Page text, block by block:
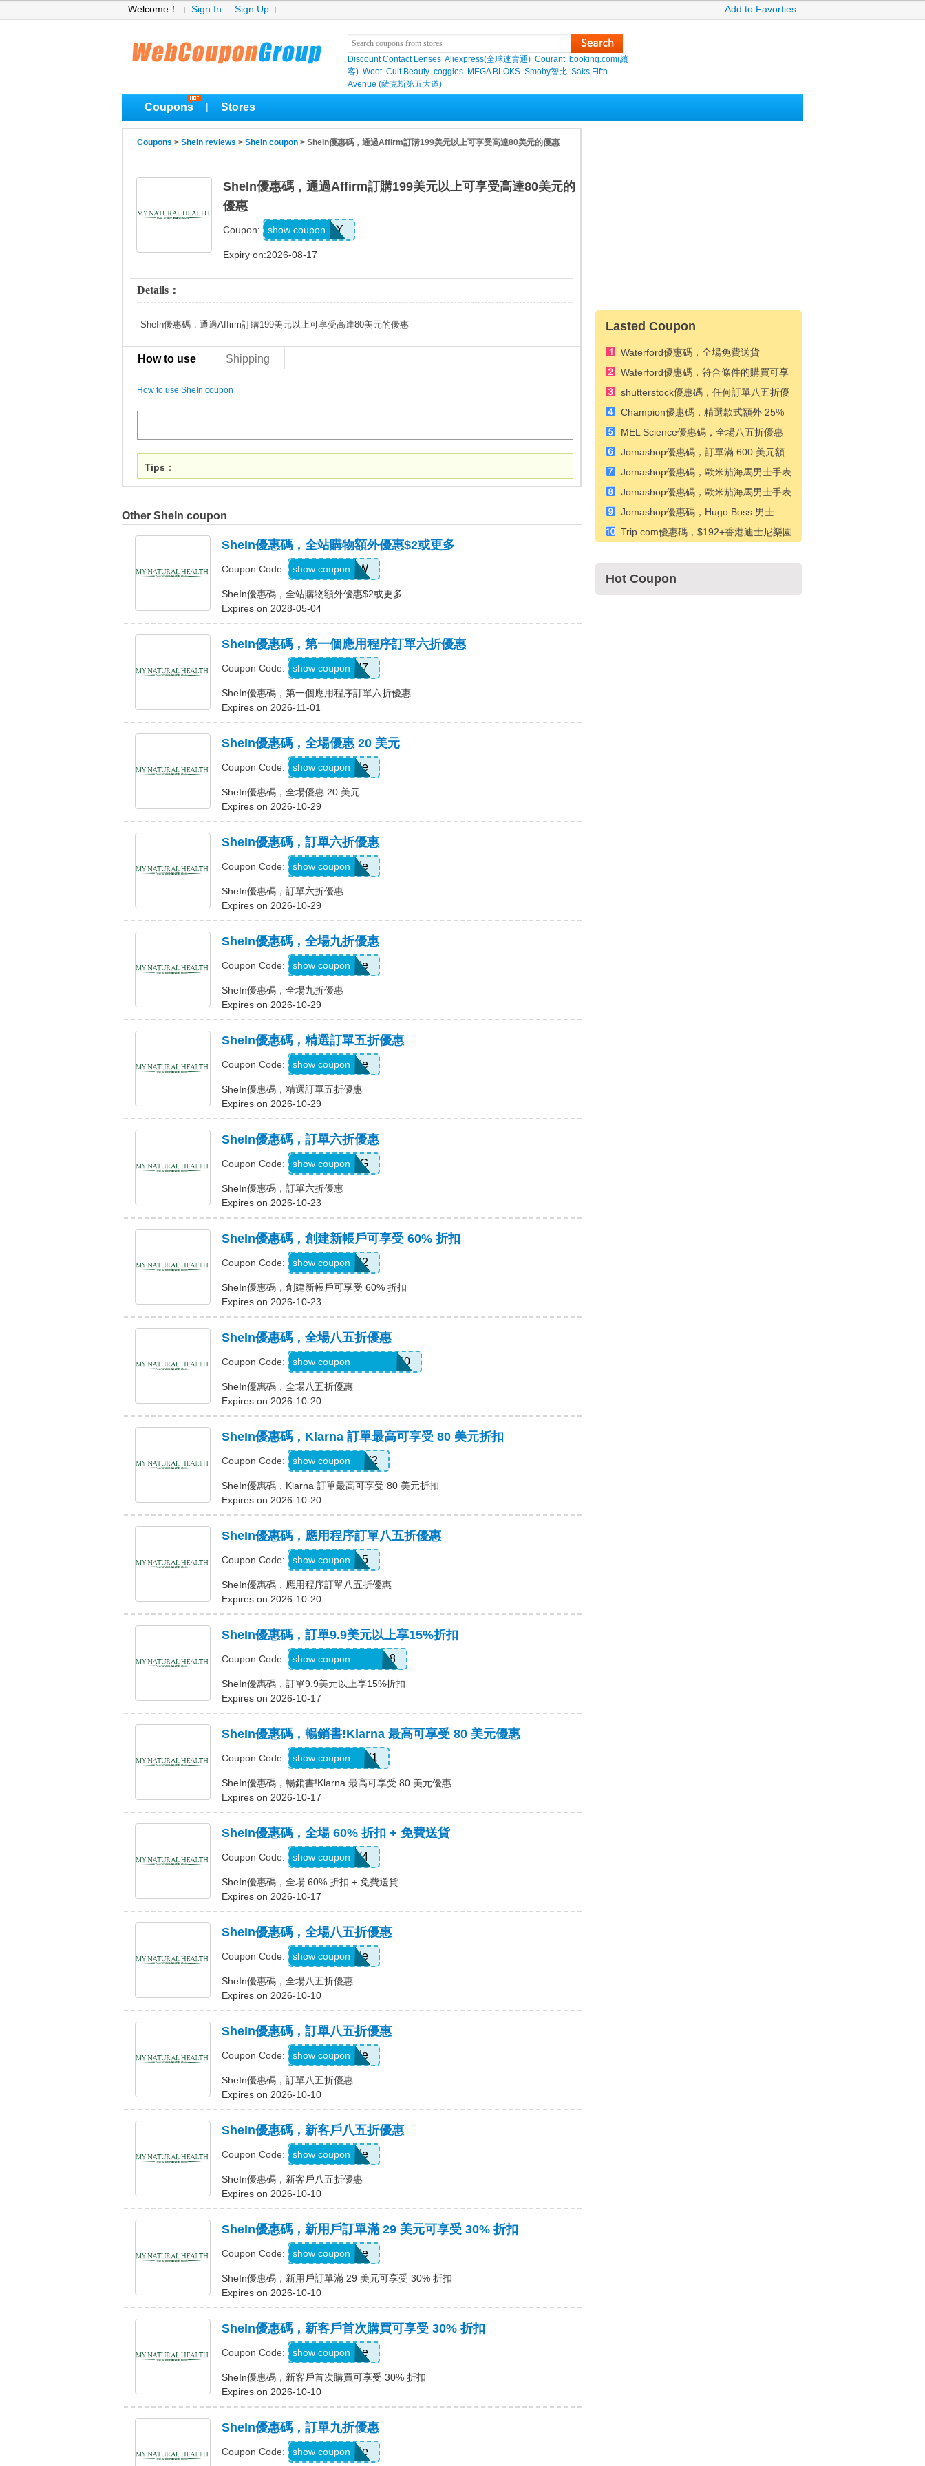
Welcome！ Sign In Sign Up Add to Favorties
Discount Contact Lenses Aliexpress(全球速賣通) Courant booking.com(繽
客) Woot Cult Beauty coggles MEGA BLOKS Smoby智比 Saks Fifth
Avenue (薩克斯第五大道)
Coupons Stores
Coupons > SheIn reviews > SheIn coupon > SheIn優惠碼，通過Affirm訂購199美元以上可享受高達80美元的優惠
SheIn優惠碼，通過Affirm訂購199美元以上可享受高達80美元的
優惠
Coupon: AFFMAY
show coupon
Expiry on:2026-08-17
Details：
SheIn優惠碼，通過Affirm訂購199美元以上可享受高達80美元的優惠
How to use Shipping
How to use SheIn coupon
Tips ：
Other SheIn coupon
SheIn優惠碼，全站購物額外優惠$2或更多
Coupon Code: US04184W
show coupon
SheIn優惠碼，全站購物額外優惠$2或更多
Expires on 2028-05-04
SheIn優惠碼，第一個應用程序訂單六折優惠
Coupon Code: QTEK4N7
show coupon
SheIn優惠碼，第一個應用程序訂單六折優惠
Expires on 2026-11-01
SheIn優惠碼，全場優惠 20 美元
Coupon Code: Show Code
show coupon
SheIn優惠碼，全場優惠 20 美元
Expires on 2026-10-29
SheIn優惠碼，訂單六折優惠
Coupon Code: Show Code
show coupon
SheIn優惠碼，訂單六折優惠
Expires on 2026-10-29
SheIn優惠碼，全場九折優惠
Coupon Code: Show Code
show coupon
SheIn優惠碼，全場九折優惠
Expires on 2026-10-29
SheIn優惠碼，精選訂單五折優惠
Coupon Code: Show Code
show coupon
SheIn優惠碼，精選訂單五折優惠
Expires on 2026-10-29
SheIn優惠碼，訂單六折優惠
Coupon Code: T5K539G
show coupon
SheIn優惠碼，訂單六折優惠
Expires on 2026-10-23
SheIn優惠碼，創建新帳戶可享受 60% 折扣
Coupon Code: SWHC2
show coupon
SheIn優惠碼，創建新帳戶可享受 60% 折扣
Expires on 2026-10-23
SheIn優惠碼，全場八五折優惠
Coupon Code: S3mermaidinheels360
show coupon
SheIn優惠碼，全場八五折優惠
Expires on 2026-10-20
SheIn優惠碼，Klarna 訂單最高可享受 80 美元折扣
Coupon Code: KLARNAJULY2
show coupon
SheIn優惠碼，Klarna 訂單最高可享受 80 美元折扣
Expires on 2026-10-20
SheIn優惠碼，應用程序訂單八五折優惠
Coupon Code: APP15
show coupon
SheIn優惠碼，應用程序訂單八五折優惠
Expires on 2026-10-20
SheIn優惠碼，訂單9.9美元以上享15%折扣
Coupon Code: A6USquimimo7718
show coupon
SheIn優惠碼，訂單9.9美元以上享15%折扣
Expires on 2026-10-17
SheIn優惠碼，暢銷書!Klarna 最高可享受 80 美元優惠
Coupon Code: KLARNAJULY1
show coupon
SheIn優惠碼，暢銷書!Klarna 最高可享受 80 美元優惠
Expires on 2026-10-17
SheIn優惠碼，全場 60% 折扣 + 免費送貨
Coupon Code: LS8V4
show coupon
SheIn優惠碼，全場 60% 折扣 + 免費送貨
Expires on 2026-10-17
SheIn優惠碼，全場八五折優惠
Coupon Code: Show Code
show coupon
SheIn優惠碼，全場八五折優惠
Expires on 2026-10-10
SheIn優惠碼，訂單八五折優惠
Coupon Code: Show Code
show coupon
SheIn優惠碼，訂單八五折優惠
Expires on 2026-10-10
SheIn優惠碼，新客戶八五折優惠
Coupon Code: Show Code
show coupon
SheIn優惠碼，新客戶八五折優惠
Expires on 2026-10-10
SheIn優惠碼，新用戶訂單滿 29 美元可享受 30% 折扣
Coupon Code: Show Code
show coupon
SheIn優惠碼，新用戶訂單滿 29 美元可享受 30% 折扣
Expires on 2026-10-10
SheIn優惠碼，新客戶首次購買可享受 30% 折扣
Coupon Code: Show Code
show coupon
SheIn優惠碼，新客戶首次購買可享受 30% 折扣
Expires on 2026-10-10
SheIn優惠碼，訂單九折優惠
Coupon Code: Show Code
show coupon
Lasted Coupon
Waterford優惠碼，全場免費送貨
Waterford優惠碼，符合條件的購買可享
受 15 美元折扣
shutterstock優惠碼，任何訂單八五折優
惠
Champion優惠碼，精選款式額外 25%
折扣
MEL Science優惠碼，全場八五折優惠
Jomashop優惠碼，訂單滿 600 美元額
外優惠 20 美元
Jomashop優惠碼，歐米茄海馬男士手表
優惠 500 美元
Jomashop優惠碼，歐米茄海馬男士手表
優惠 200 美元
Jomashop優惠碼，Hugo Boss 男士
Absolu Parfum Intense EDP 20% 折扣
Trip.com優惠碼，$192+香港迪士尼樂園
Hot Coupon